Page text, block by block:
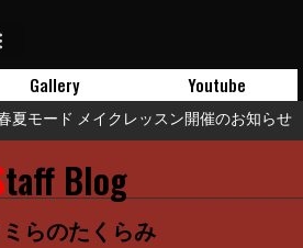
Gallery Youtube
夏モード メイクレッスン開催のお知らせ
Staff Blog
らのたくらみ